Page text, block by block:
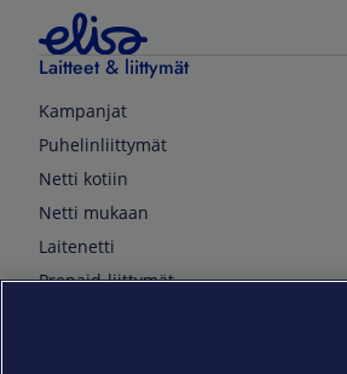
Laitteet & liittymät
Kampanjat
Puhelinliittymät
Netti kotiin
Netti mukaan
Laitenetti
Prepaid-liittymät